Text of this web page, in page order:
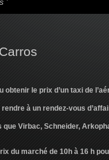
le prix d’un taxi de
à un rendez-vous
Virbac, Schneider,
du marché de 10h à 16 h